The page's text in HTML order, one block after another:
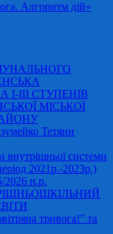
Алгоритм дій»
ІІІ СТУПЕНІВ
МІСЬКОЇ
Тетяни
внутрішньої системи
2021р.-2023р.)
н.р.
тривога!” та